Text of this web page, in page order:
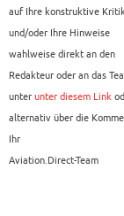
auf Ihre konstruktive
und/oder Ihre Hinweise
wahlweise direkt an den
Redakteur oder an das
unterunter diesem Link
alternativ über die
Ihr
Aviation.Direct-Team